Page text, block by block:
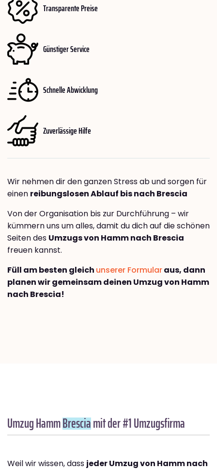
Transparente Preise
Günstiger Service
Schnelle Abwicklung
Zuverlässige Hilfe
Wir nehmen dir den ganzen Stress ab und sorgen für
einen reibungslosen Ablauf bis nach Brescia
Von der Organisation bis zur Durchführung – wir
kümmern uns um alles, damit du dich auf die schönen
Seiten des Umzugs von Hamm nach Brescia
freuen kannst.
Füll am besten gleich unserer Formularaus, dann
planen wir gemeinsam deinen Umzug von Hamm
nach Brescia!
Umzug HammBresciamit der #1 Umzugsfirma
Weil wir wissen, dass jeder Umzug von Hamm nach